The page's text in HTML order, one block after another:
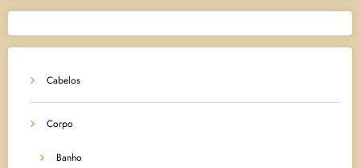
Cabelos
Corpo
Banho